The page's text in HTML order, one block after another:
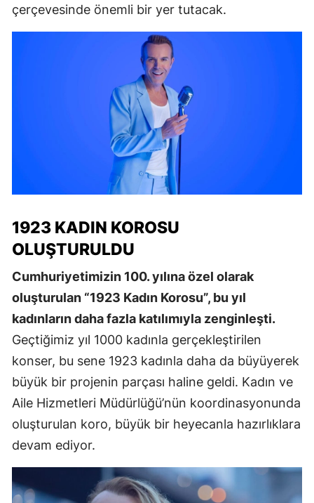
çerçevesinde önemli bir yer tutacak.
1923 KADIN KOROSU
OLUŞTURULDU
Cumhuriyetimizin 100. yılına özel olarak
oluşturulan “1923 Kadın Korosu”, bu yıl
kadınların daha fazla katılımıyla zenginleşti.
Geçtiğimiz yıl 1000 kadınla gerçekleştirilen
konser, bu sene 1923 kadınla daha da büyüyerek
büyük bir projenin parçası haline geldi. Kadın ve
Aile Hizmetleri Müdürlüğü’nün koordinasyonunda
oluşturulan koro, büyük bir heyecanla hazırlıklara
devam ediyor.